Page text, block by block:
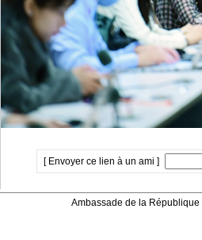
[ Envoyer ce lien à un ami ]
Ambassade de la